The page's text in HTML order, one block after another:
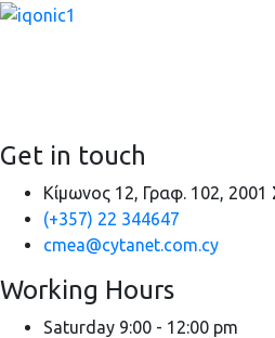
Get in touch
Κίμωνος 12, Γραφ. 102, 2001
(+357) 22 344647
cmea@cytanet.com.cy
Working Hours
Saturday 9:00 - 12:00 pm